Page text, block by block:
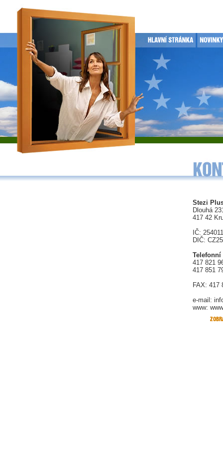
Stezi
Dlouhá
417 42
IČ:
DIČ:
417 821
417 851
FAX: 417
e-mail:
www: